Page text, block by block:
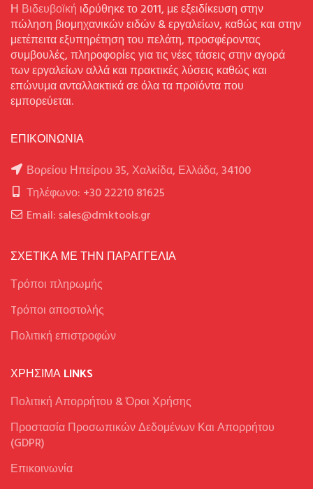
Η Βιδευβοϊκή ιδρύθηκε το 2011, με εξειδίκευση στην
πώληση βιομηχανικών ειδών & εργαλείων, καθώς και στην
μετέπειτα εξυπηρέτηση του πελάτη, προσφέροντας
συμβουλές, πληροφορίες για τις νέες τάσεις στην αγορά
των εργαλείων αλλά και πρακτικές λύσεις καθώς και
επώνυμα ανταλλακτικά σε όλα τα προϊόντα που
εμπορεύεται.
ΕΠΙΚΟΙΝΩΝΙΑ
Βορείου Ηπείρου 35, Χαλκίδα, Ελλάδα, 34100
Τηλέφωνο: +30 22210 81625
Email: sales@dmktools.gr
ΣΧΕΤΙΚΑ ΜΕ ΤΗΝ ΠΑΡΑΓΓΕΛΙΑ
Τρόποι πληρωμής
Tρόποι αποστολής
Πολιτική επιστροφών
ΧΡΉΣΙΜΑ LINKS
Πολιτική Απορρήτου & Όροι Χρήσης
Προστασία Προσωπικών Δεδομένων Και Απορρήτου
(GDPR)
Επικοινωνία